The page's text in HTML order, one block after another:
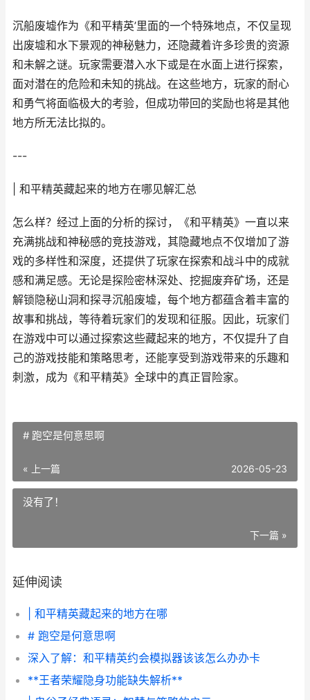
沉船废墟作为《和平精英’里面的一个特殊地点，不仅呈现
出废墟和水下景观的神秘魅力，还隐藏着许多珍贵的资源
和未解之谜。玩家需要潜入水下或是在水面上进行探索，
面对潜在的危险和未知的挑战。在这些地方，玩家的耐心
和勇气将面临极大的考验，但成功带回的奖励也将是其他
地方所无法比拟的。
---
| 和平精英藏起来的地方在哪见解汇总
怎么样？经过上面的分析的探讨，《和平精英》一直以来
充满挑战和神秘感的竞技游戏，其隐藏地点不仅增加了游
戏的多样性和深度，还提供了玩家在探索和战斗中的成就
感和满足感。无论是探险密林深处、挖掘废弃矿场，还是
解锁隐秘山洞和探寻沉船废墟，每个地方都蕴含着丰富的
故事和挑战，等待着玩家们的发现和征服。因此，玩家们
在游戏中可以通过探索这些藏起来的地方，不仅提升了自
己的游戏技能和策略思考，还能享受到游戏带来的乐趣和
刺激，成为《和平精英》全球中的真正冒险家。
# 跑空是何意思啊
« 上一篇 2026-05-23
没有了！
下一篇 »
延伸阅读
| 和平精英藏起来的地方在哪
# 跑空是何意思啊
深入了解：和平精英约会模拟器该该怎么办办卡
**王者荣耀隐身功能缺失解析**